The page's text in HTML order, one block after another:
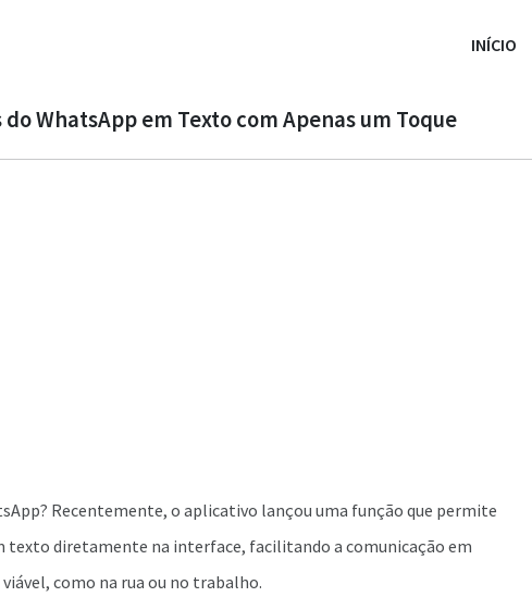
INÍCIO
WhatsApp em Texto com Apenas um Toque
Recentemente, o aplicativo lançou uma função que permite
texto diretamente na interface, facilitando a comunicação em
como na rua ou no trabalho.